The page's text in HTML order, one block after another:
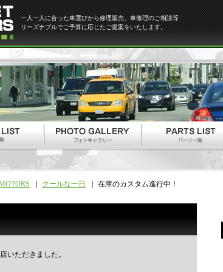
一人一人に合った車選びから修理販売、車修理のご相談等
リーズナブルでご予算に応じたご提案をいたします。
クールな一日 在庫のカスタム進行中！
いただきました。